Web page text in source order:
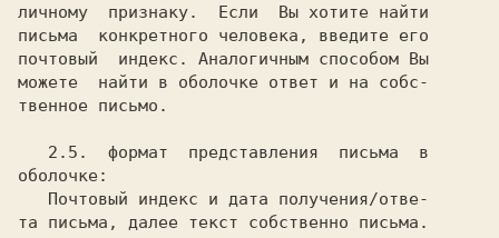
личному  признаку.  Если  Вы хотите найти
письма  конкретного человека, введите его
почтовый  индекс. Аналогичным способом Вы
можете  найти в оболочке ответ и на собс-
твенное письмо.
оболочке:
та письма, далее текст собственно письма.